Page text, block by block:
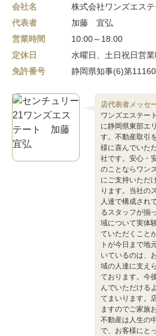
会社名
株式会社ワンズエステ
代表者
加藤 宜弘
営業時間
10:00～18:00
定休日
水曜日、土日祝日営
免許番号
静岡県知事(6)第
店代表者メッセ
ワンズエステー
に静岡県東部エ
す。不動産取引
様に喜んでいた
社です。安心・
のことならワン
にご支持いただ
ります。当社の
人達で構成され
るスタッフが揃
域について実体
ていただくこと
トが今日まで地
いているのは、
域の人達に支え
ております。今
んでいただける
てまいります。
ますのでご家族
不動産は人生の
で、お客様にと